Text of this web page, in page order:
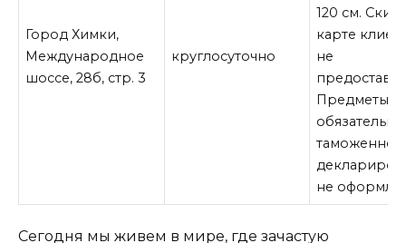
Город Химки,
Международное
шоссе, 28б, стр. 3
круглосуточно
120 см.
карте
не
Предметы,
не
Сегодня мы живем в мире, где зачастую